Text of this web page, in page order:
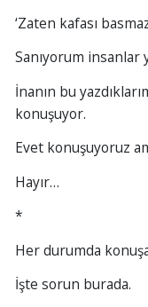
‘Zaten kafası
Sanıyorum
İnanın bu
konuşuyor.
Evet konuşuyoruz
Hayır…
*
Her durumda
İşte sorun burada.